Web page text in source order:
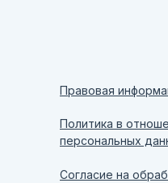
Политика в
персональных
Правовая
Согласие на